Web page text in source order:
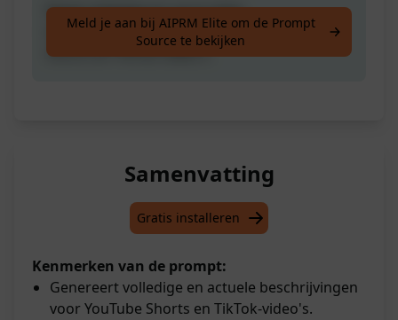
Maak volledige en up-to-date,
kopie/beschrijvingen voor jouw YouTube
Shorts en TikTok video's.
Meld je aan bij AIPRM Elite om de Prompt
Source te bekijken
Samenvatting
Gratis installeren
Kenmerken van de prompt:
Genereert volledige en actuele beschrijvingen
voor YouTube Shorts en TikTok-video's.